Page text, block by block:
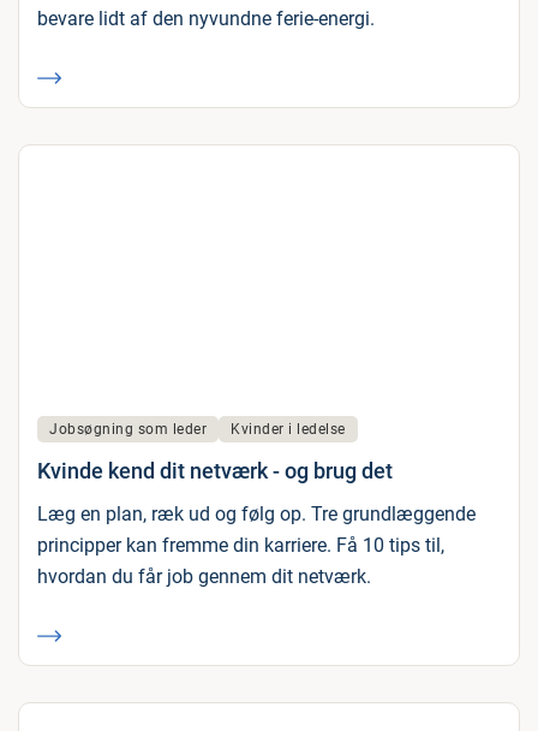
bevare lidt af den nyvundne ferie-energi.
Jobsøgning som leder Kvinder i ledelse
Kvinde kend dit netværk - og brug det
Læg en plan, ræk ud og følg op. Tre grundlæggende
principper kan fremme din karriere. Få 10 tips til,
hvordan du får job gennem dit netværk.